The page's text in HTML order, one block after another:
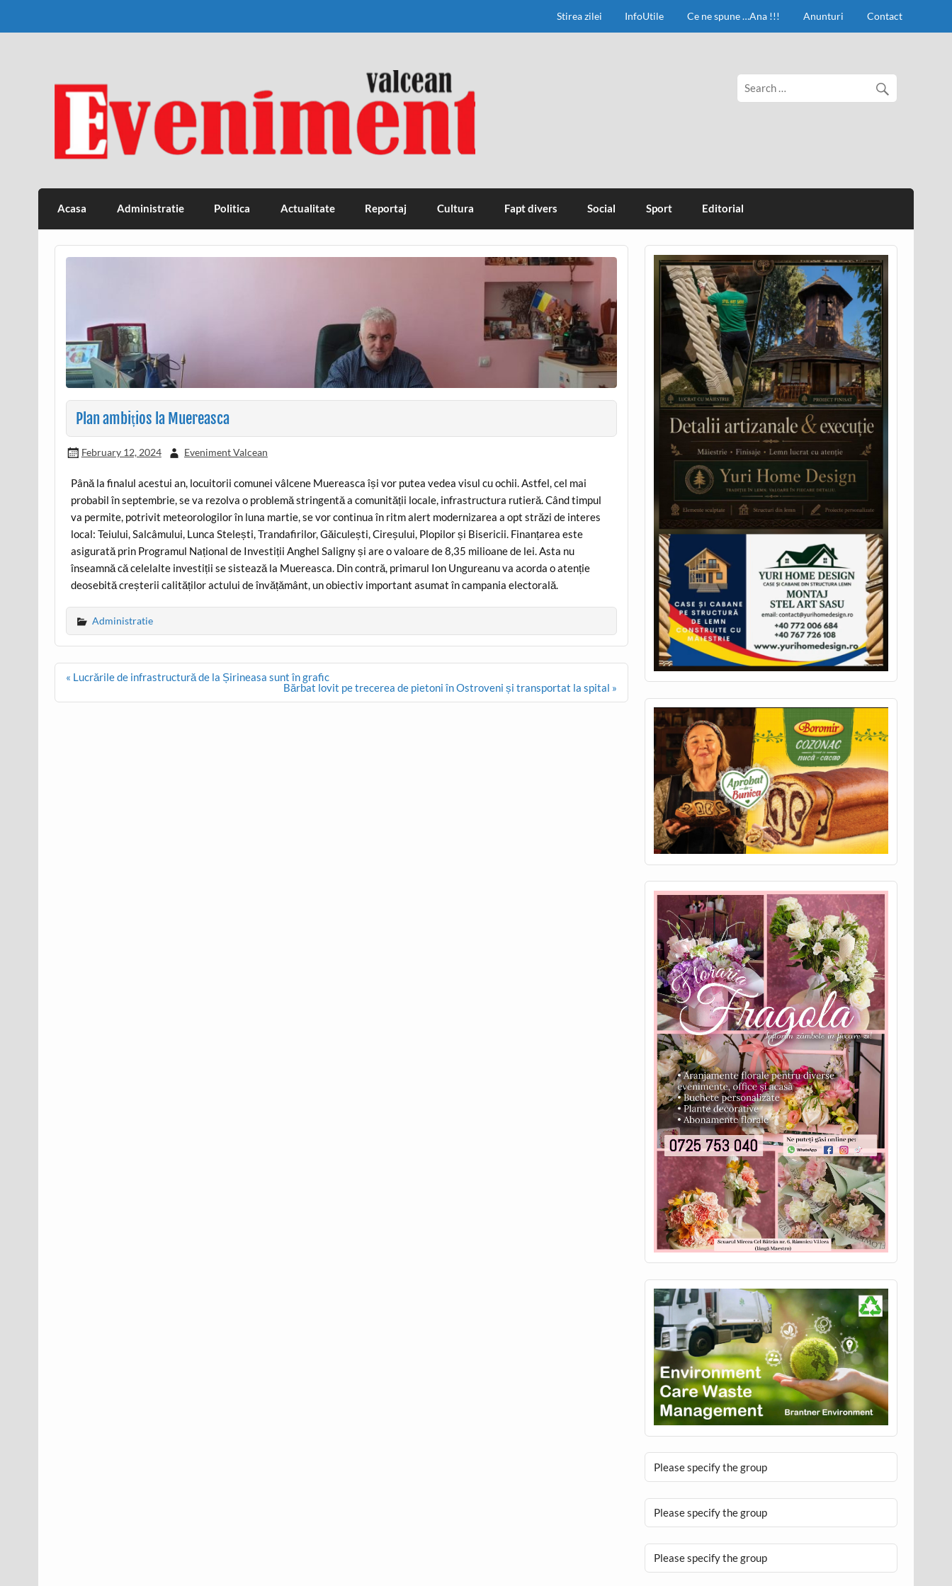
Stirea zilei InfoUtile Ce ne spune …Ana !!! Anunturi Contact
Eveniment Valcean
Acasa Administratie Politica Actualitate Reportaj Cultura Fapt divers Social Sport Editorial
Plan ambițios la Muereasca
February 12, 2024 Eveniment Valcean
Până la finalul acestui an, locuitorii comunei vâlcene Muereasca își vor putea vedea visul cu ochii. Astfel, cel mai
probabil în septembrie, se va rezolva o problemă stringentă a comunității locale, infrastructura rutieră. Când timpul
va permite, potrivit meteorologilor în luna martie, se vor continua în ritm alert modernizarea a opt străzi de interes
local: Teiului, Salcâmului, Lunca Stelești, Trandafirilor, Găiculești, Cireșului, Plopilor și Bisericii. Finanțarea este
asigurată prin Programul Național de Investiții Anghel Saligny și are o valoare de 8,35 milioane de lei. Asta nu
înseamnă că celelalte investiții se sistează la Muereasca. Din contră, primarul Ion Ungureanu va acorda o atenție
deosebită creșterii calităților actului de învățământ, un obiectiv important asumat în campania electorală.
Administratie
Post
« Lucrările de infrastructură de la Șirineasa sunt în grafic
Bărbat lovit pe trecerea de pietoni în Ostroveni și transportat la spital »
Please specify the group
Please specify the group
Please specify the group